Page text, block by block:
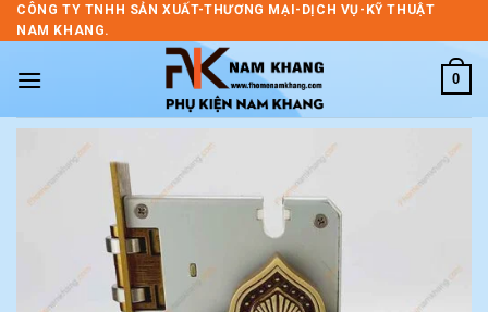
Skip
to
CÔNG TY TNHH SẢN XUẤT-THƯƠNG MẠI-DỊCH VỤ-KỸ THUẬT
NAM KHANG.
0